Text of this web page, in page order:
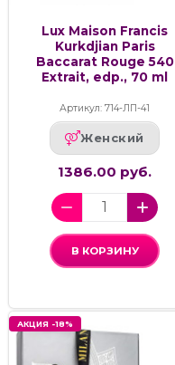
Lux Maison Francis
Kurkdjian Paris
Baccarat Rouge 540
Extrait, edp., 70 ml
Артикул: 714-ЛП-41
Женский
1386.00 руб.
В КОРЗИНУ
АКЦИЯ -18%